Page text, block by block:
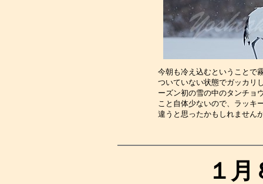
今朝も冷え込むということで
ついていない状態でガッカリ
ーズン初の雪の中のタンチョ
こと自体少ないので、ラッキ
違うと思ったかもしれま
１